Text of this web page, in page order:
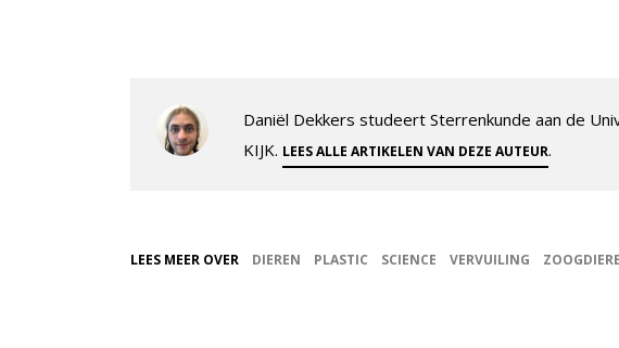
Daniël Dekkers studeert Sterrenkunde aan de
KIJK. LEES ALLE ARTIKELEN VAN DEZE AUTEUR.
LEES MEER OVER DIEREN PLASTIC SCIENCE VERVUILING